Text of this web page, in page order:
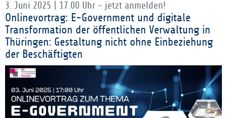
3. Juni 2025 | 17.00 Uhr - jetzt anmelden!
Onlinevortrag: E-Government und digitale
Transformation der öffentlichen Verwaltung in
Thüringen: Gestaltung nicht ohne Einbeziehung
der Beschäftigten